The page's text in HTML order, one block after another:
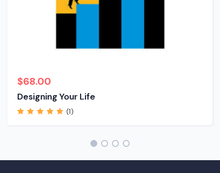
$68.00
Designing Your Life
(1)